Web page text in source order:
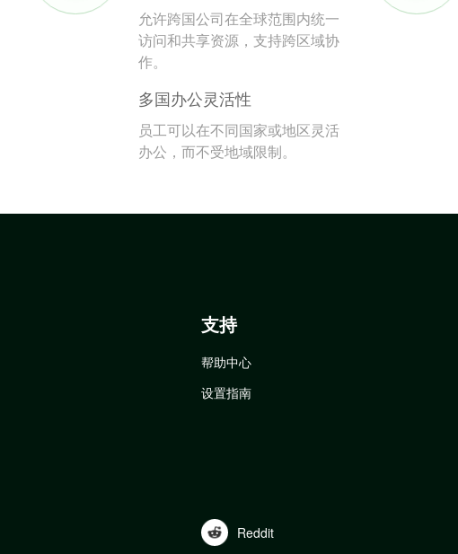
允许跨国公司在全球范围内统一
访问和共享资源，支持跨区域协
作。
多国办公灵活性
员工可以在不同国家或地区灵活
办公，而不受地域限制。
支持
帮助中心
设置指南
Reddit